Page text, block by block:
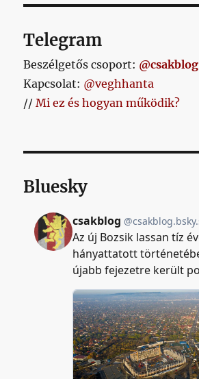
Telegram
Beszélgetős csoport: @csakblog
Kapcsolat: @veghhanta
//Mi ez és hogyan működik?
Bluesky